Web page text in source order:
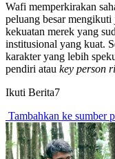
Wafi memperkirakan
peluang besar
kekuatan merek yang
institusional yang kuat.
karakter yang lebih
pendiri atau key person
Ikuti Berita7
Tambahkan ke sumber